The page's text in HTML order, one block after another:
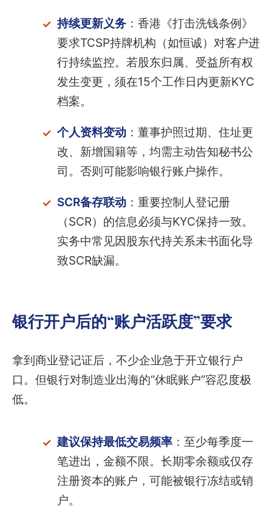
持续更新义务：香港《打击洗钱条例》
要求TCSP持牌机构（如恒诚）对客户进
行持续监控。若股东归属、受益所有权
发生变更，须在15个工作日内更新KYC
档案。
个人资料变动：董事护照过期、住址更
改、新增国籍等，均需主动告知秘书公
司。否则可能影响银行账户操作。
SCR备存联动：重要控制人登记册
（SCR）的信息必须与KYC保持一致。
实务中常见因股东代持关系未书面化导
致SCR缺漏。
银行开户后的“账户活跃度”要求
拿到商业登记证后，不少企业急于开立银行户
口。但银行对制造业出海的“休眠账户”容忍度极
低。
建议保持最低交易频率：至少每季度一
笔进出，金额不限。长期零余额或仅存
注册资本的账户，可能被银行冻结或销
户。